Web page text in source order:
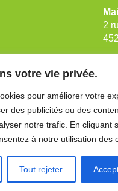
votre vie privée.
pour améliorer votre
des publicités ou des
notre trafic. En cliquant
à notre utilisation des
Tout rejeter
2